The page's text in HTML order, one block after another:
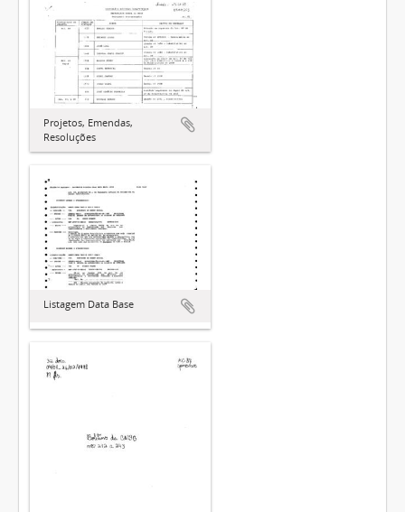
Projetos, Emendas,
Resoluções
Listagem Data Base